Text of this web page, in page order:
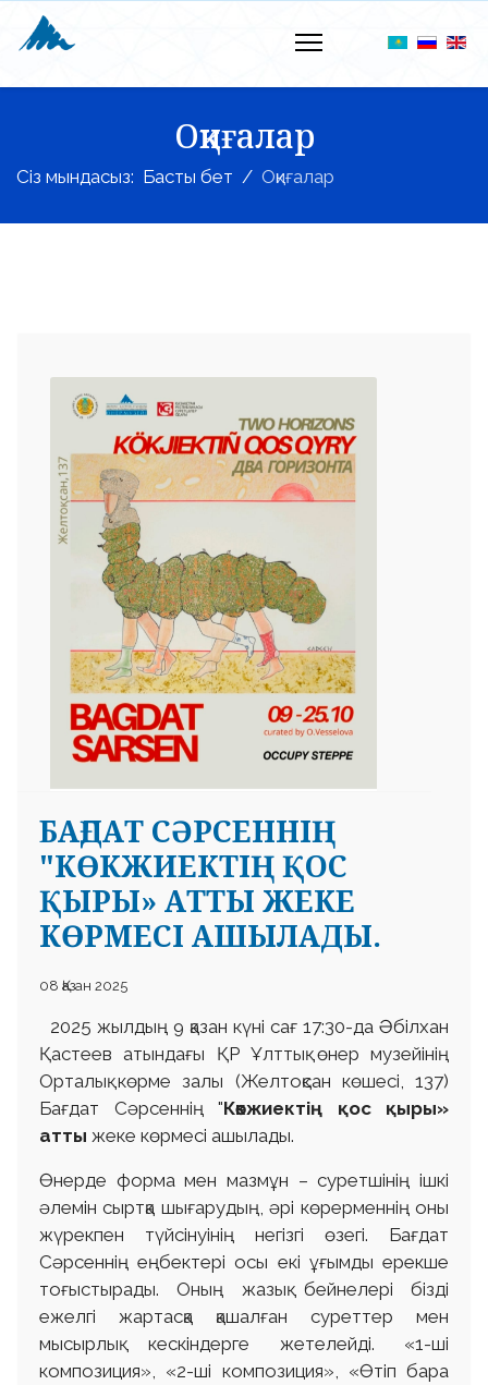
Оқиғалар
Сіз мындасыз: Басты бет Оқиғалар
БАҒДАТ СӘРСЕННІҢ
"КӨКЖИЕКТІҢ ҚОС
ҚЫРЫ» АТТЫ ЖЕКЕ
КӨРМЕСІ АШЫЛАДЫ.
08 Қазан 2025
2025 жылдың 9 қазан күні сағ 17:30-да Әбілхан
Қастеев атындағы ҚР Ұлттық өнер музейінің
Орталық көрме залы (Желтоқсан көшесі, 137)
Бағдат Сәрсеннің "Көкжиектің қос қыры»
атты жеке көрмесі ашылады.
Өнерде форма мен мазмұн – суретшінің ішкі
әлемін сыртқа шығарудың, әрі көрерменнің оны
жүрекпен түйсінуінің негізгі өзегі. Бағдат
Сәрсеннің еңбектері осы екі ұғымды ерекше
тоғыстырады. Оның жазық бейнелері бізді
ежелгі жартасқа қашалған суреттер мен
мысырлық кескіндерге жетелейді. «1-ші
композиция», «2-ші композиция», «Өтіп бара